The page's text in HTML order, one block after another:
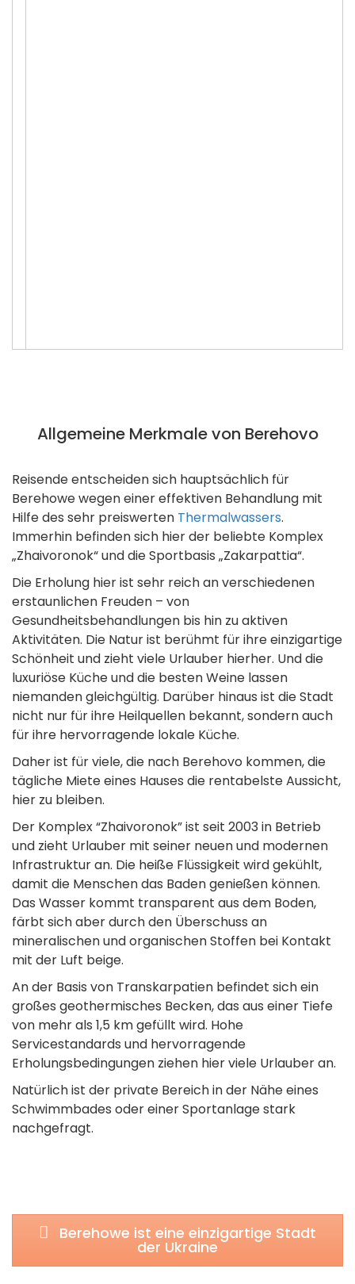
Allgemeine Merkmale von Berehovo
Reisende entscheiden sich hauptsächlich für
Berehowe wegen einer effektiven Behandlung mit
Hilfe des sehr preiswerten Thermalwassers.
Immerhin befinden sich hier der beliebte Komplex
„Zhaivoronok“ und die Sportbasis „Zakarpattia“.
Die Erholung hier ist sehr reich an verschiedenen
erstaunlichen Freuden – von
Gesundheitsbehandlungen bis hin zu aktiven
Aktivitäten. Die Natur ist berühmt für ihre einzigartige
Schönheit und zieht viele Urlauber hierher. Und die
luxuriöse Küche und die besten Weine lassen
niemanden gleichgültig. Darüber hinaus ist die Stadt
nicht nur für ihre Heilquellen bekannt, sondern auch
für ihre hervorragende lokale Küche.
Daher ist für viele, die nach Berehovo kommen, die
tägliche Miete eines Hauses die rentabelste Aussicht,
hier zu bleiben.
Der Komplex “Zhaivoronok” ist seit 2003 in Betrieb
und zieht Urlauber mit seiner neuen und modernen
Infrastruktur an. Die heiße Flüssigkeit wird gekühlt,
damit die Menschen das Baden genießen können.
Das Wasser kommt transparent aus dem Boden,
färbt sich aber durch den Überschuss an
mineralischen und organischen Stoffen bei Kontakt
mit der Luft beige.
An der Basis von Transkarpatien befindet sich ein
großes geothermisches Becken, das aus einer Tiefe
von mehr als 1,5 km gefüllt wird. Hohe
Servicestandards und hervorragende
Erholungsbedingungen ziehen hier viele Urlauber an.
Natürlich ist der private Bereich in der Nähe eines
Schwimmbades oder einer Sportanlage stark
nachgefragt.
Berehowe ist eine einzigartige Stadt
der Ukraine